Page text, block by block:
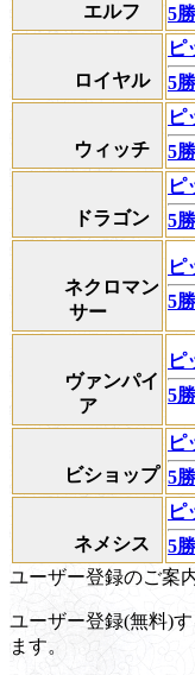
エルフ
5
ロイヤル
ピ
5
ウィッチ
ピ
5
ドラゴン
ピ
5
ネクロマン
サー
ピ
5
ヴァンパイ
ア
ピ
5
ビショップ
ピ
5
ネメシス
ピ
5
ユーザー登録のご案
ユーザー登録(無料)
ます。